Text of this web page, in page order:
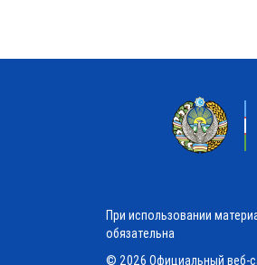
При использовании
обязательна
© 2026 Официальный веб-